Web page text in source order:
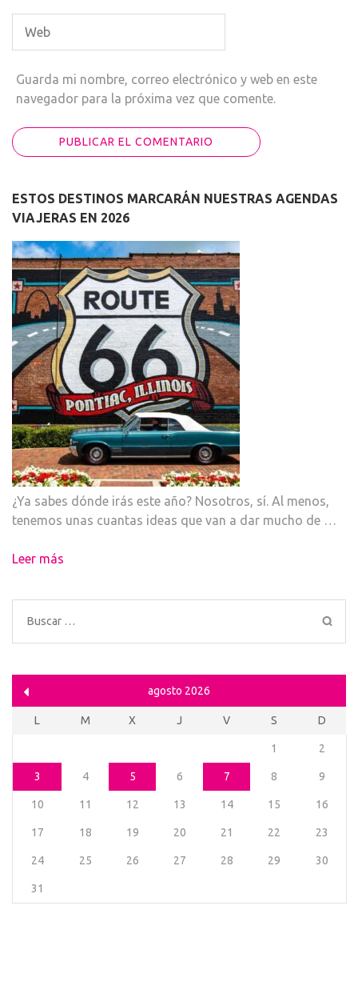
Guarda mi nombre, correo electrónico y web en este
navegador para la próxima vez que comente.
ESTOS DESTINOS MARCARÁN NUESTRAS AGENDAS
VIAJERAS EN 2026
¿Ya sabes dónde irás este año? Nosotros, sí. Al menos,
tenemos unas cuantas ideas que van a dar mucho de …
Leer más
Buscar:
agosto 2026
L M X J V S D
1 2
3 4 5 6 7 8 9
10 11 12 13 14 15 16
17 18 19 20 21 22 23
24 25 26 27 28 29 30
31